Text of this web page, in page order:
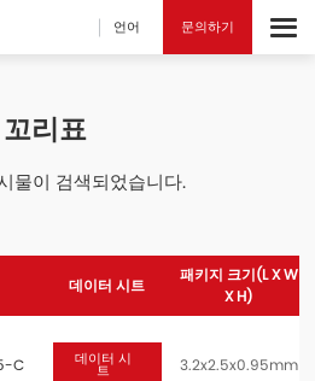
언어 문의하기
꼬리표
물이 검색되었습니다.
데이터 시트
패키지 크기(L X W
X H)
C 데이터 시
트 3.2x2.5x0.95mm